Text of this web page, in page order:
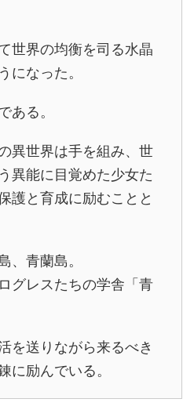
世界の均衡を司る水晶
になった。
ある。
異世界は手を組み、世
異能に目覚めた少女た
護と育成に励むことと
、青蘭島。
グレスたちの学舎「青
を送りながら来るべき
に励んでいる。